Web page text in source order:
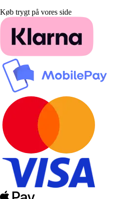
Køb trygt på vores side